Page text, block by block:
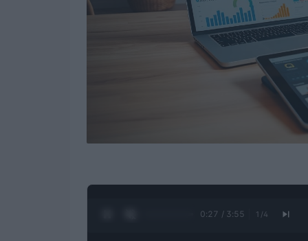
0:28 / 3:55 1 /4